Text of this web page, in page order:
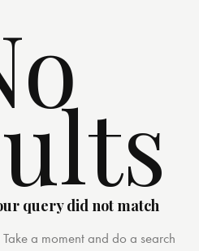
query did not match
a moment and do a search